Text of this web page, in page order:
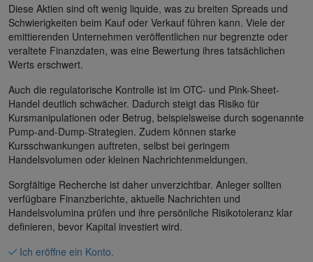
Diese Aktien sind oft wenig liquide, was zu breiten Spreads und
Schwierigkeiten beim Kauf oder Verkauf führen kann. Viele der
emittierenden Unternehmen veröffentlichen nur begrenzte oder
veraltete Finanzdaten, was eine Bewertung ihres tatsächlichen
Werts erschwert.
Auch die regulatorische Kontrolle ist im OTC- und Pink-Sheet-
Handel deutlich schwächer. Dadurch steigt das Risiko für
Kursmanipulationen oder Betrug, beispielsweise durch sogenannte
Pump-and-Dump-Strategien. Zudem können starke
Kursschwankungen auftreten, selbst bei geringem
Handelsvolumen oder kleinen Nachrichtenmeldungen.
Sorgfältige Recherche ist daher unverzichtbar. Anleger sollten
verfügbare Finanzberichte, aktuelle Nachrichten und
Handelsvolumina prüfen und ihre persönliche Risikotoleranz klar
definieren, bevor Kapital investiert wird.
Ich eröffne ein Konto.